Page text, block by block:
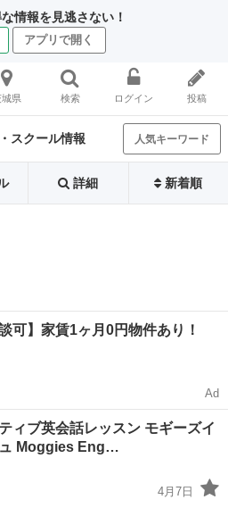
情報を見逃さない！
アプリで開く
城県 検索 ログイン 投稿
スクール情報 人気キーワード
詳細 新着順
可】家賃1ヶ月0円物件あり！
Ad
ィブ英会話レッスン モギーズイ
Moggies Eng…
4月7日